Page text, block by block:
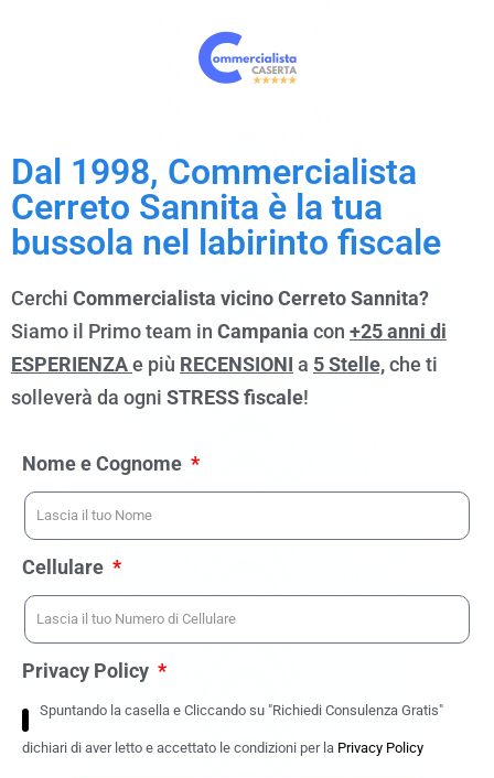
Dal 1998, Commercialista
Cerreto Sannita è la tua
bussola nel labirinto fiscale
Cerchi Commercialista vicino Cerreto Sannita?
Siamo il Primo team in Campania con +25 anni di
ESPERIENZAe più RECENSIONI a 5 Stelle,che ti
solleverà da ogni STRESS fiscale!
Nome e Cognome
Cellulare
Privacy Policy
Spuntando la casella e Cliccando su "Richiedi Consulenza Gratis"
dichiari di aver letto e accettato le condizioni per la Privacy Policy